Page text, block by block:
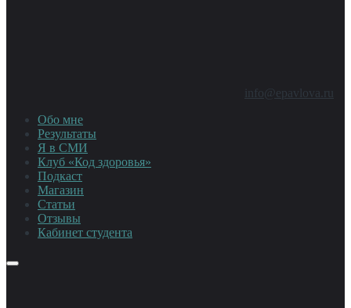
info@epavlova.ru
Обо мне
Результаты
Я в СМИ
Клуб «Код здоровья»
Подкаст
Магазин
Статьи
Отзывы
Кабинет студента